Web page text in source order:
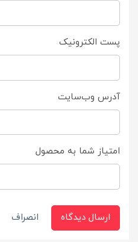
پست الکترونیک
آدرس وب‌سایت
امتیاز شما به محصول
ارسال دیدگاه انصراف